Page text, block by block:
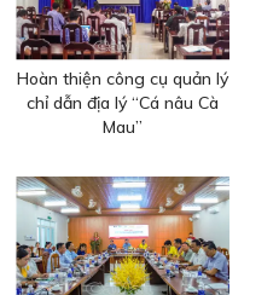
Hoàn thiện công cụ quản lý
chỉ dẫn địa lý “Cá nâu Cà
Mau”